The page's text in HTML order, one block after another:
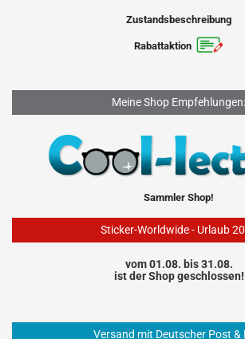
Zustandsbeschreibung
Rabattaktion
Meine Shop Empfehlungen:
Sammler Shop!
Sticker-Worldwide - Urlaub
vom 01.08. bis 31.08.
ist der Shop geschlossen!
Versand mit Deutscher Post &